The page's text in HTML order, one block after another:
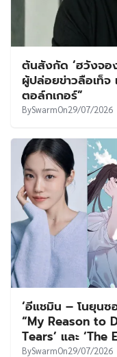
ต้นสังกัด ‘ฮวังจอ
ผู้ปล่อยข่าวลือเท็จ
ตอล์กเกอร์”
BySwarmOn29/07/2026
‘อีแชมิน – โนยุนซ
“My Reason to
Tears’ และ ‘The
BySwarmOn29/07/2026